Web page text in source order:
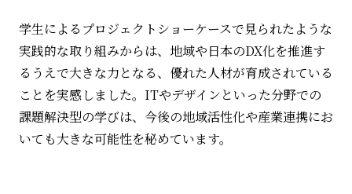
学生によるプロジェクトショーケースで見られたような
実践的な取り組みからは、地域や日本のDX化を推進す
るうえで大きな力となる、優れた人材が育成されている
ことを実感しました。 ITやデザインといった分野での
課題解決型の学びは、今後の地域活性化や産業連携にお
いても大きな可能性を秘めています。